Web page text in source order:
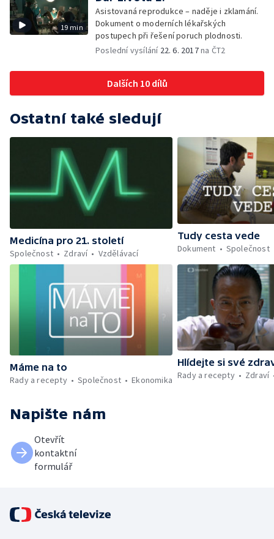
19 min
Asistovaná reprodukce – naděje i zklamání.
Dokument o moderních lékařských
postupech při řešení poruch plodnosti.
Poslední vysílání 22. 6. 2017na ČT2
Dalších 10 dílů
Ostatní také sledují
Medicína pro 21. století
Společnost
Zdraví Vzdělávací
Tudy cesta vede
Dokument
Společnost
Máme na to
Rady a recepty
Společnost Ekonomika
Hlídejte si své
Rady a recepty
Zdraví
Napište nám
Otevřít
kontaktní
formulář